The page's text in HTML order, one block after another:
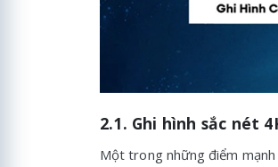
2.1. Ghi hình sắc nét
Một trong những điểm mạnh